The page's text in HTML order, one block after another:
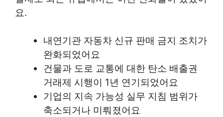
요.
내연기관 자동차 신규 판매 금지 조치가
완화되었어요
건물과 도로 교통에 대한 탄소 배출권
거래제 시행이 1년 연기되었어요
기업의 지속 가능성 실무 지침 범위가
축소되거나 미뤄졌어요